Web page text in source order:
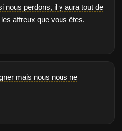
nous perdons, il y aura tout de
affreux que vous êtes.
mais nous nous ne